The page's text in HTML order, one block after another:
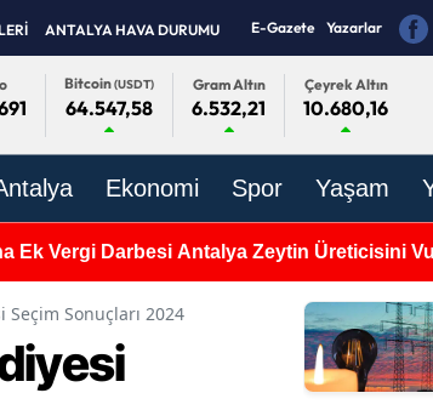
ANTALYA HAVA DURUMU E-Gazete Yazarlar
Bitcoin(USDT)
64.547,58
Gram Altın
6.532,21
Çeyrek Altın
10.680,16
Ekonomi Spor Yaşam
Ek Vergi Darbesi Antalya Zeytin Üreticisini
Sonuçları 2024